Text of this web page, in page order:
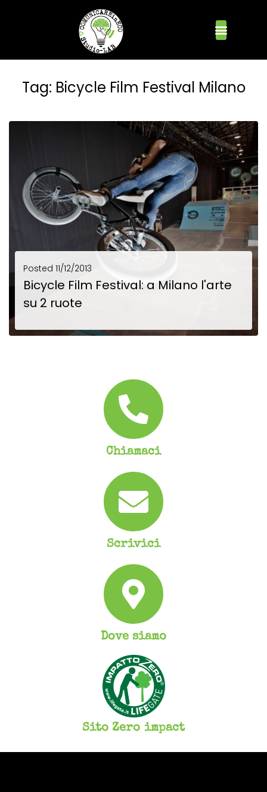
Tag: Bicycle Film Festival Milano
Posted 11/12/2013
Bicycle Film Festival: a Milano l'arte
su 2 ruote
Chiamaci
Scrivici
Dove siamo
Sito Zero impact